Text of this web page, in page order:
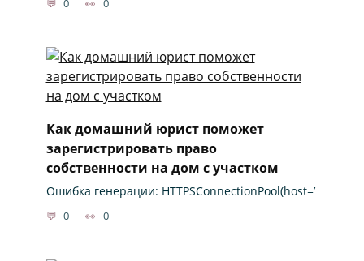
0 0
Как домашний юрист поможет
зарегистрировать право
собственности на дом с участком
Ошибка генерации: HTTPSConnectionPool(host=’
0 0